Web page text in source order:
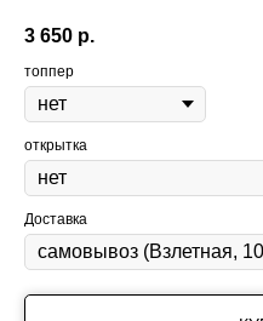
3 650 р.
топпер
открытка
Доставка